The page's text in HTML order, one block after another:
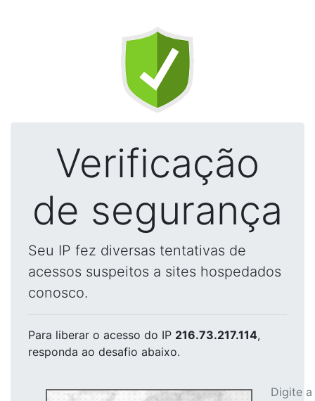
Verificação
de segurança
Seu IP fez diversas tentativas de
acessos suspeitos a sites hospedados
conosco.
Para liberar o acesso do IP 216.73.217.114,
responda ao desafio abaixo.
Digite